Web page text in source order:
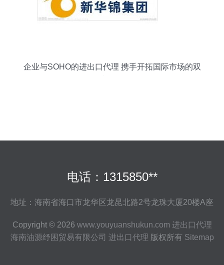
企业与SOHO的进出口代理 携手开拓国际市场的双
电话：1315850**
地址：海南省海口市龙华区龙昆北路2号龙珠大厦20楼A座
Copyright © 2026 www.youyuanshukun.com 进出口代理
海南油源纾困贸易有限公司 进出口代理 版权所有 Sitemap